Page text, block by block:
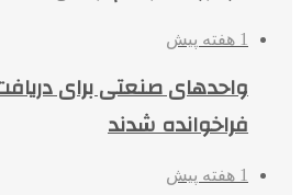
1 هفته پیش
واحدهای صنعتی برای دریافت
فراخوانده شدند
1 هفته پیش